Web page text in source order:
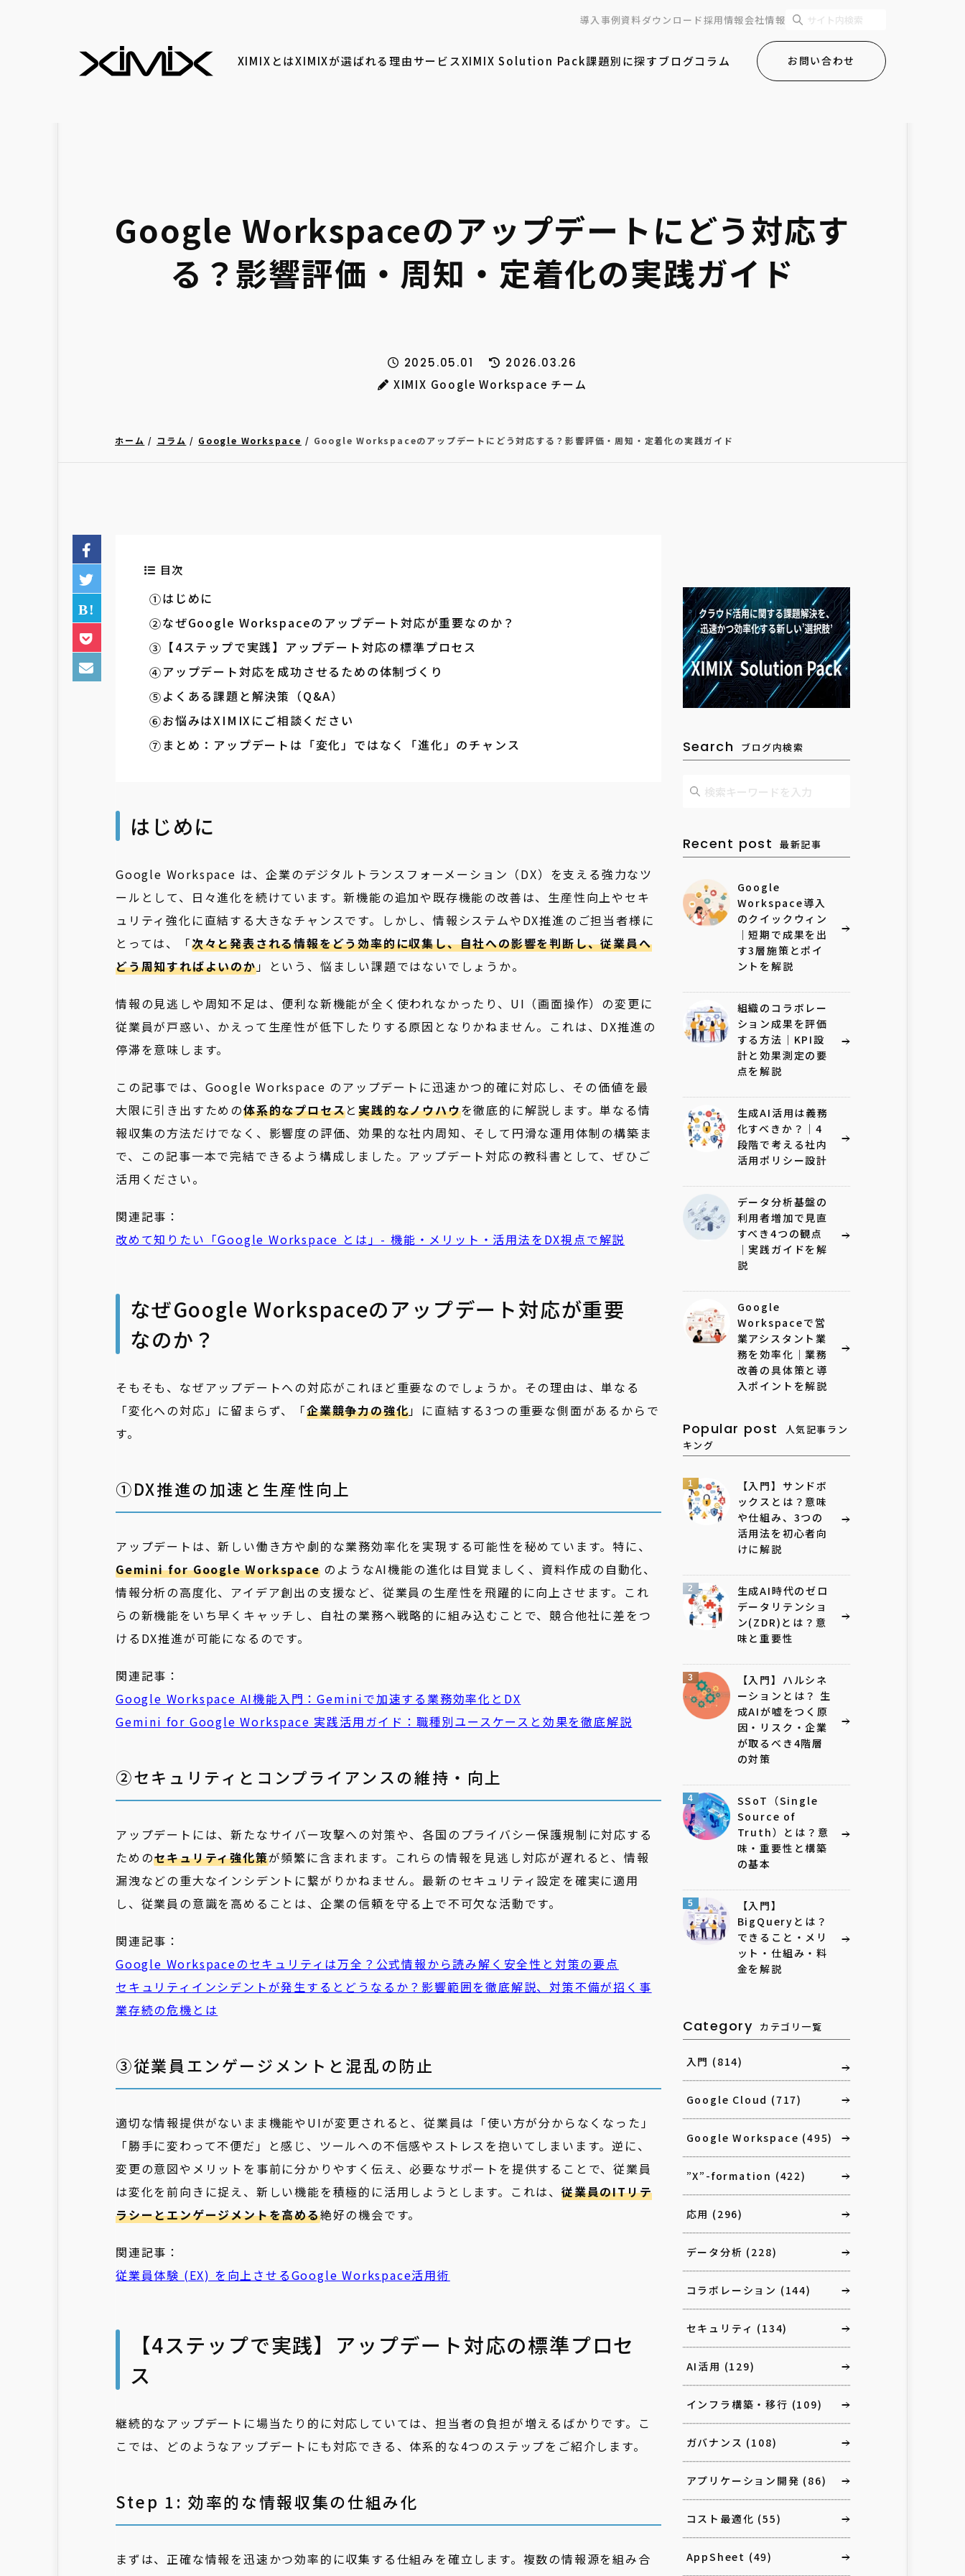
導入事例資料ダウンロード採用情報会社情報
XIMIXとはXIMIXが選ばれる理由サービスXIMIX Solution Pack課題別に探すブログコラム お問い合わせ
Google Workspaceのアップデートにどう対応す
る？影響評価・周知・定着化の実践ガイド
2025.05.01
2026.03.26
XIMIX Google Workspace チーム
ホーム コラム Google Workspace Google Workspaceのアップデートにどう対応する？影響評価・周知・定着化の実践ガイド
目次
はじめに
なぜGoogle Workspaceのアップデート対応が重要なのか？
【4ステップで実践】アップデート対応の標準プロセス
アップデート対応を成功させるための体制づくり
よくある課題と解決策（Q&A）
お悩みはXIMIXにご相談ください
まとめ：アップデートは「変化」ではなく「進化」のチャンス
はじめに
Google Workspace は、企業のデジタルトランスフォーメーション（DX）を支える強力なツ
ールとして、日々進化を続けています。新機能の追加や既存機能の改善は、生産性向上やセキ
ュリティ強化に直結する大きなチャンスです。しかし、情報システムやDX推進のご担当者様に
とっては、「次々と発表される情報をどう効率的に収集し、自社への影響を判断し、従業員へ
どう周知すればよいのか」という、悩ましい課題ではないでしょうか。
情報の見逃しや周知不足は、便利な新機能が全く使われなかったり、UI（画面操作）の変更に
従業員が戸惑い、かえって生産性が低下したりする原因となりかねません。これは、DX推進の
停滞を意味します。
この記事では、Google Workspace のアップデートに迅速かつ的確に対応し、その価値を最
大限に引き出すための体系的なプロセスと実践的なノウハウを徹底的に解説します。単なる情
報収集の方法だけでなく、影響度の評価、効果的な社内周知、そして円滑な運用体制の構築ま
で、この記事一本で完結できるよう構成しました。アップデート対応の教科書として、ぜひご
活用ください。
関連記事：
改めて知りたい「Google Workspace とは」- 機能・メリット・活用法をDX視点で解説
なぜGoogle Workspaceのアップデート対応が重要
なのか？
そもそも、なぜアップデートへの対応がこれほど重要なのでしょうか。その理由は、単なる
「変化への対応」に留まらず、「企業競争力の強化」に直結する3つの重要な側面があるからで
す。
①DX推進の加速と生産性向上
アップデートは、新しい働き方や劇的な業務効率化を実現する可能性を秘めています。特に、
Gemini for Google WorkspaceのようなAI機能の進化は目覚ましく、資料作成の自動化、
情報分析の高度化、アイデア創出の支援など、従業員の生産性を飛躍的に向上させます。これ
らの新機能をいち早くキャッチし、自社の業務へ戦略的に組み込むことで、競合他社に差をつ
けるDX推進が可能になるのです。
関連記事：
Google Workspace AI機能入門：Geminiで加速する業務効率化とDX
Gemini for Google Workspace 実践活用ガイド：職種別ユースケースと効果を徹底解説
②セキュリティとコンプライアンスの維持・向上
アップデートには、新たなサイバー攻撃への対策や、各国のプライバシー保護規制に対応する
ためのセキュリティ強化策が頻繁に含まれます。これらの情報を見逃し対応が遅れると、情報
漏洩などの重大なインシデントに繋がりかねません。最新のセキュリティ設定を確実に適用
し、従業員の意識を高めることは、企業の信頼を守る上で不可欠な活動です。
関連記事：
Google Workspaceのセキュリティ は万全？公式情報から読み解く安全性と対策の要点
セキュリティ インシデントが発生するとどうなるか？影響範囲を徹底解説、対策不備が招く事
業存続の危機とは
③従業員エンゲージメントと混乱の防止
適切な情報提供がないまま機能やUIが変更されると、従業員は「使い方が分からなくなった」
「勝手に変わって不便だ」と感じ、ツールへの不信感やストレスを抱いてしまいます。逆に、
変更の意図やメリットを事前に分かりやすく伝え、必要なサポートを提供することで、従業員
は変化を前向きに捉え、新しい機能を積極的に活用しようとします。これは、 従業員のITリテ
ラシーとエンゲージメントを高める絶好の機会です。
関連記事：
従業員体験 (EX) を向上させるGoogle Workspace活用術
【4ステップで実践】アップデート対応の標準プロセ
ス
継続的なアップデートに場当たり的に対応していては、担当者の負担が増えるばかりです。こ
こでは、どのようなアップデートにも対応できる、体系的な4つのステップをご紹介します。
Step 1: 効率的な情報収集の仕組み化
まずは、正確な情報を迅速かつ効率的に収集する仕組みを確立します。複数の情報源を組み合
Search ブログ内検索
Recent post 最新記事
Google
Workspace導入
のクイックウィン
｜短期で成果を出
す3層施策とポイ
ントを解説
組織のコラボレー
ション成果を評価
する方法｜KPI設
計と効果測定の要
点を解説
生成AI活用は義務
化すべきか？｜4
段階で考える社内
活用ポリシー設計
データ分析基盤の
利用者増加で見直
すべき4つの観点
｜実践ガイドを解
説
Google
Workspaceで営
業アシスタント業
務を効率化｜業務
改善の具体策と導
入ポイントを解説
Popular post
人気記事ラン
キング
1
【入門】サンドボ
ックスとは？意味
や仕組み、3つの
活用法を初心者向
けに解説
2
生成AI時代のゼロ
データリテンショ
ン(ZDR)とは？意
味と重要性
3
【入門】ハルシネ
ーションとは？ 生
成AIが嘘をつく原
因・リスク・企業
が取るべき4階層
の対策
4
SSoT（Single
Source of
Truth）とは？意
味・重要性と構築
の基本
5
【入門】
BigQueryとは？
できること・メリ
ット・仕組み・料
金を解説
Category カテゴリ一覧
入門 (814)
Google Cloud (717)
Google Workspace (495)
”X”-formation (422)
応用 (296)
データ分析 (228)
コラボレーション (144)
セキュリティ (134)
AI活用 (129)
インフラ構築・移行 (109)
ガバナンス (108)
アプリケーション開発 (86)
コスト最適化 (55)
AppSheet (49)